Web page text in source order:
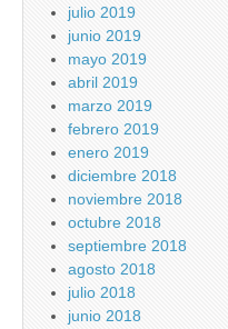
julio 2019
junio 2019
mayo 2019
abril 2019
marzo 2019
febrero 2019
enero 2019
diciembre 2018
noviembre 2018
octubre 2018
septiembre 2018
agosto 2018
julio 2018
junio 2018